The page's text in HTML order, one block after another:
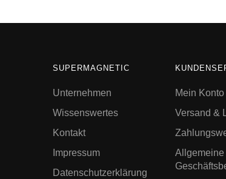
SUPERMAGNETIC
Unternehmen
Wissenswertes
Kontakt
Impressum
Datenschutzerklärung
Mein Konto
Versand &
Allgemeine